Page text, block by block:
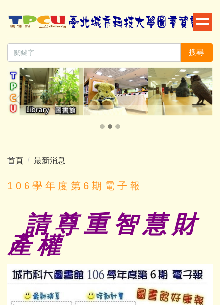
到
要
區
搜尋
首頁 最新消息
1 0 6 學 年 度 第 6 期 電 子 報
請 尊 重 智 慧 財
產 權